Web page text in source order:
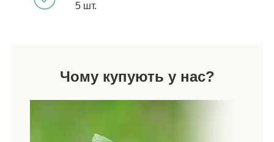
5 шт.
Чому купують у нас?